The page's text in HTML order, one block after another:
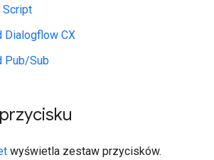
Script
Dialogflow CX
Pub/Sub
wyświetla zestaw przycisków.